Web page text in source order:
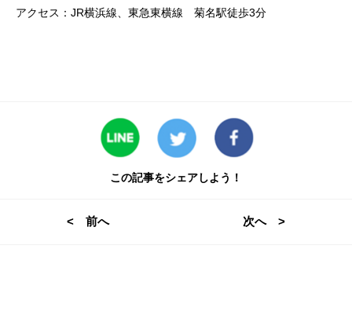
アクセス：JR横浜線、東急東横線 菊名駅徒歩3分
この記事をシェアしよう！
< 前へ 次へ >